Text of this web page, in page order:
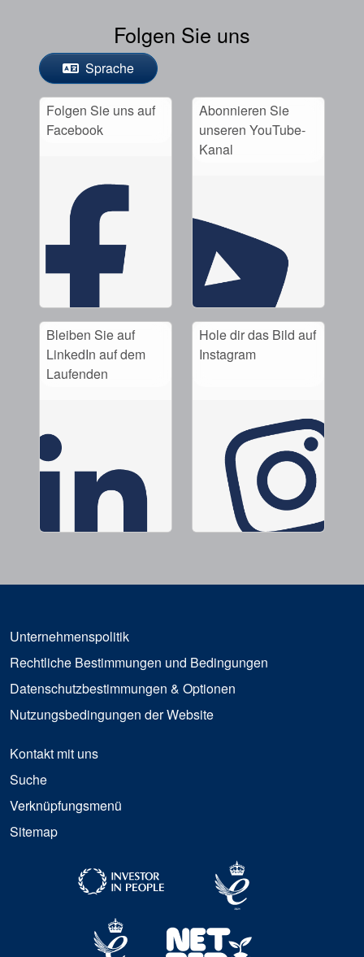
Folgen Sie uns
Sprache
Folgen Sie uns auf
Facebook
Abonnieren Sie
unseren YouTube-
Kanal
Bleiben Sie auf
LinkedIn auf dem
Laufenden
Hole dir das Bild auf
Instagram
Unternehmenspolitik
Rechtliche Bestimmungen und Bedingungen
Datenschutzbestimmungen & Optionen
Nutzungsbedingungen der Website
Kontakt mit uns
Suche
Verknüpfungsmenü
Sitemap